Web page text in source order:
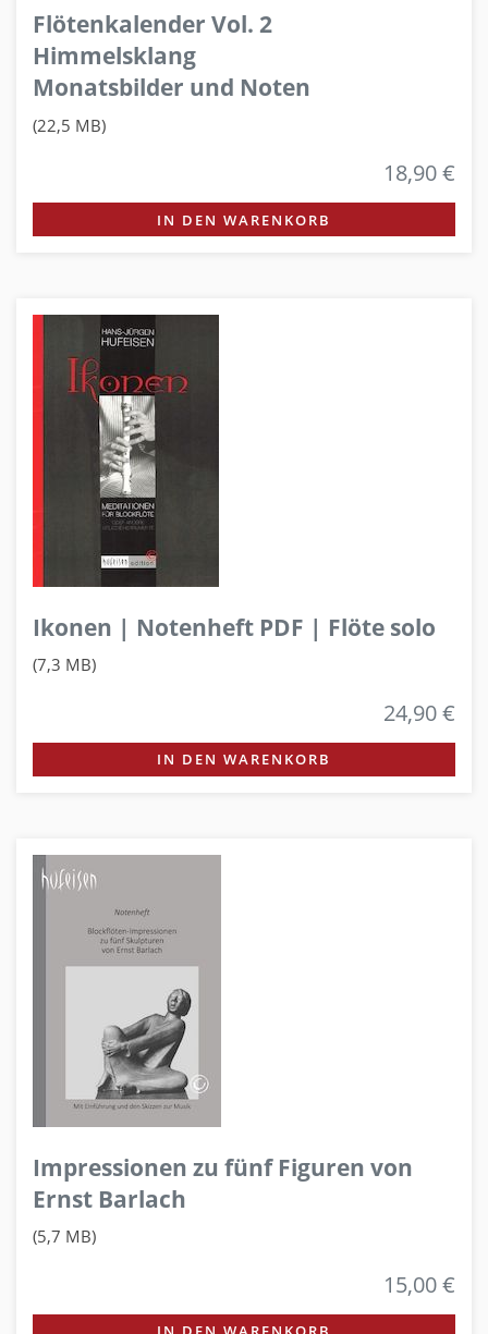
Flötenkalender Vol. 2
Himmelsklang
Monatsbilder und Noten
(22,5 MB)
18,90 €
IN DEN WARENKORB
Ikonen | Notenheft PDF | Flöte solo
(7,3 MB)
24,90 €
IN DEN WARENKORB
Impressionen zu fünf Figuren von
Ernst Barlach
(5,7 MB)
15,00 €